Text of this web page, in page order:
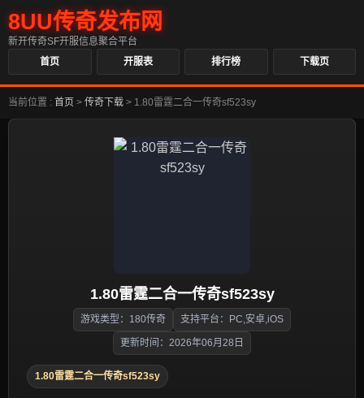
8UU传奇发布网
新开传奇SF开服信息聚合平台
首页
开服表 排行榜 下载页
当前位置 : 首页 > 传奇下载 > 1.80雷霆二合一传奇sf523sy
1.80雷霆二合一传奇sf523sy
游戏类型：180传奇 支持平台：PC,安卓,iOS
更新时间：2026年06月28日
1.80雷霆二合一传奇sf523sy